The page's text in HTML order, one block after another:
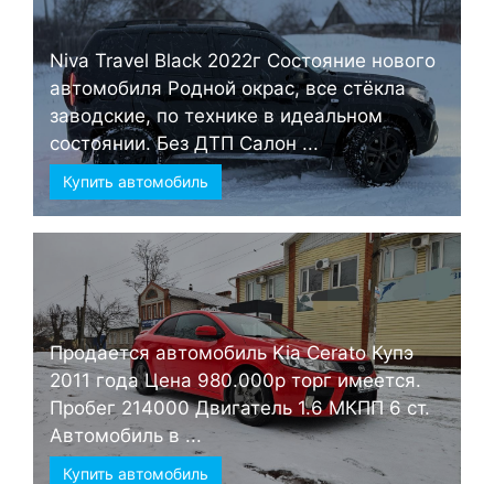
Niva Travel Black 2022г Состояние нового
автомобиля Родной окрас, все стёкла
заводские, по технике в идеальном
состоянии. Без ДТП Салон ...
Купить автомобиль
Продается автомобиль Kia Cerato Купэ
2011 года Цена 980.000р торг имеется.
Пробег 214000 Двигатель 1.6 МКПП 6 ст.
Автомобиль в ...
Купить автомобиль